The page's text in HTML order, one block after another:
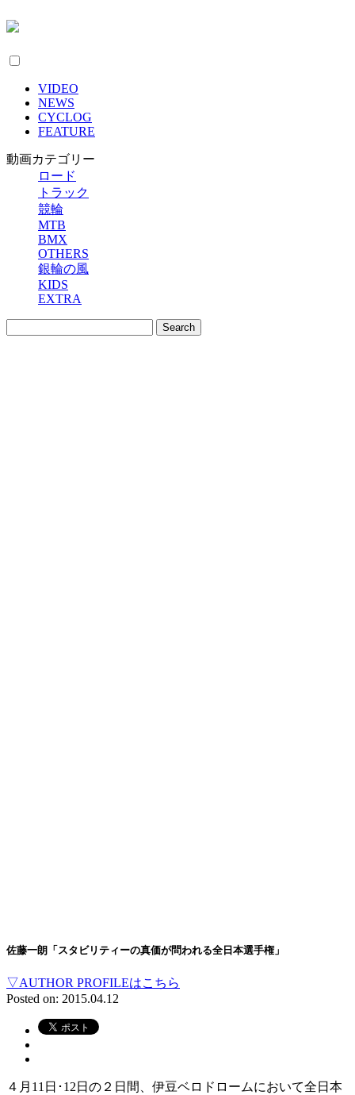
VIDEO
NEWS
CYCLOG
FEATURE
動画カテゴリー
ロード
トラック
競輪
MTB
BMX
OTHERS
銀輪の風
KIDS
EXTRA
佐藤一朗「スタビリティーの真価が問われる全日本選手権」
▽AUTHOR PROFILEはこちら
Posted on: 2015.04.12
４月11日･12日の２日間、伊豆ベロドロームにおいて全日本